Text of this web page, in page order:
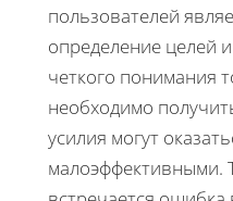
пользователей
определение целей
четкого понимания
необходимо
усилия могут
малоэффективными.